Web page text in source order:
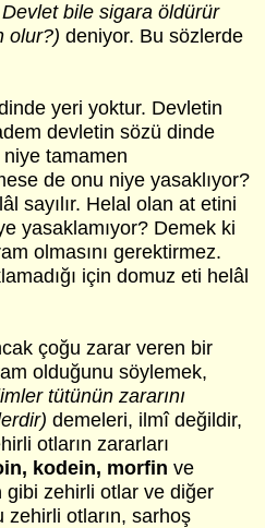
bile sigara öldürür
olur?) deniyor. Bu sözlerde
yeri yoktur. Devletin
devletin sözü dinde
tamamen
de onu niye yasaklıyor?
sayılır. Helal olan at etini
yasaklamıyor? Demek ki
olmasını gerektirmez.
için domuz eti helâl
çoğu zarar veren bir
olduğunu söylemek,
tütünün zararını
demeleri, ilmî değildir,
otların zararları
kodein, morfin ve
gibi zehirli otlar ve diğer
otların, sarhoş